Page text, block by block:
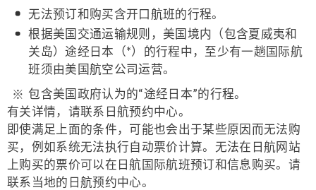
无法预订和购买含开口航班的行程。
根据美国交通运输规则，美国境内（包含夏威夷和
关岛）途经日本（*）的行程中，至少有一趟国际航
班须由美国航空公司运营。
包含美国政府认为的“途经日本”的行程。
有关详情，请联系日航预约中心。
即使满足上面的条件，可能也会出于某些原因而无法购
买，例如系统无法执行自动票价计算。无法在日航网站
上购买的票价可以在日航国际航班预订和信息购买。请
联系当地的日航预约中心。